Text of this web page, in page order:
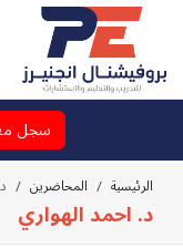
سجل
الرئيسية المحاضرين
د. احمد الهواري